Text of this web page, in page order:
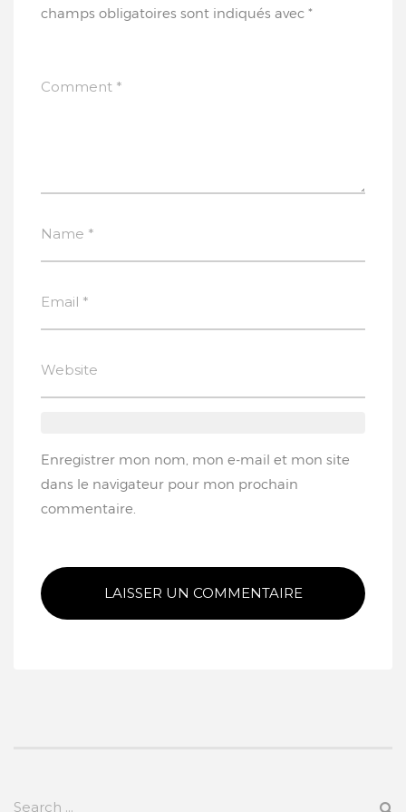
champs obligatoires sont indiqués avec *
Enregistrer mon nom, mon e-mail et mon site
dans le navigateur pour mon prochain
commentaire.